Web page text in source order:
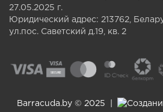
27.05.2025 г.
Юридический адрес: 213762,
ул.пос. Саветский д.19, кв. 2
Barracuda.by © 2025 |